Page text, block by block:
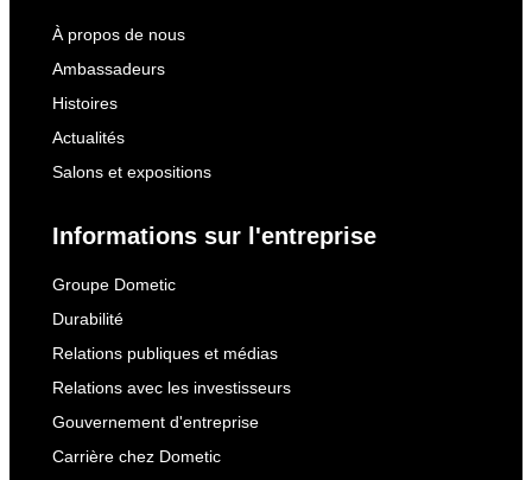
À propos de nous
Ambassadeurs
Histoires
Actualités
Salons et expositions
Informations sur l'entreprise
Groupe Dometic
Durabilité
Relations publiques et médias
Relations avec les investisseurs
Gouvernement d'entreprise
Carrière chez Dometic